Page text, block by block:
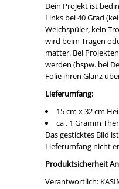
Dein Projekt ist
Links bei 40 Grad
Weichspüler, kein
wird beim Tragen
matter. Bei
werden (bspw. bei
Folie ihren Glanz
Lieferumfang:
15 cm x 32 cm
ca . 1 Gramm
Das gesticktes Bild
Lieferumfang nicht
Produktsicherheit
Verantwortlich: